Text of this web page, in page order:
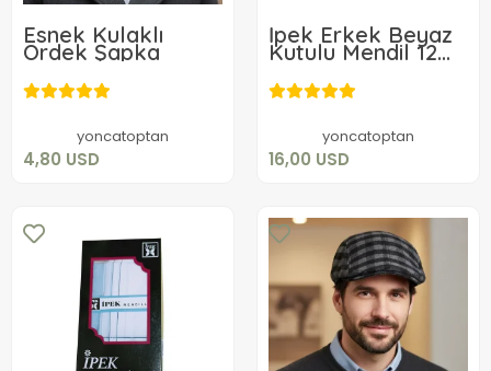
Esnek Kulaklı
Ördek Şapka
yoncatoptan
4,80 USD
4,80 USD
İpek Erkek Beyaz
Kutulu Mendil 12
Adet 42x42 cm
yoncatoptan
16,00 USD
16,00 USD